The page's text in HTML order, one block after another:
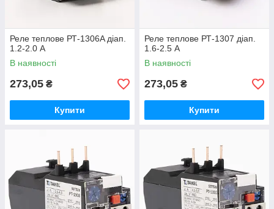
Реле теплове РТ-1306A діап.
1.2-2.0 А
В наявності
273,05 ₴
Купити
Реле теплове РТ-1307 діап.
1.6-2.5 А
В наявності
273,05 ₴
Купити